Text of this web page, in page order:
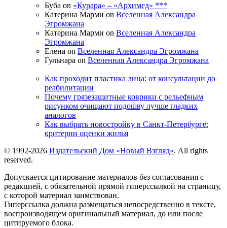
Буба on «Курара» – «Архимед» ***
Катерина Марми on Вселенная Александра
Эгромжана
Катерина Марми on Вселенная Александра
Эгромжана
Елена on Вселенная Александра Эгромжана
Гульнара on Вселенная Александра Эгромжана
Как проходит пластика лица: от консультации до
реабилитации
Почему грязезащитные коврики с рельефным
рисунком очищают подошву лучше гладких
аналогов
Как выбрать новостройку в Санкт-Петербурге:
критерии оценки жилья
© 1992-2026 Издательский Дом «Новый Взгляд». All rights
reserved.
Допускается цитирование материалов без согласования с
редакцией, с обязательной прямой гиперссылкой на страницу,
с которой материал заимствован.
Гиперссылка должна размещаться непосредственно в тексте,
воспроизводящем оригинальный материал, до или после
цитируемого блока.